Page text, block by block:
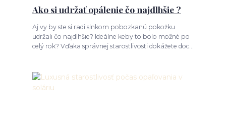
Ako si udržať opálenie čo najdlhšie ?
Aj vy by ste si radi slnkom pobozkanú pokožku
udržali čo najdlhšie? Ideálne keby to bolo možné po
celý rok? Vďaka správnej starostlivosti dokážete doc...